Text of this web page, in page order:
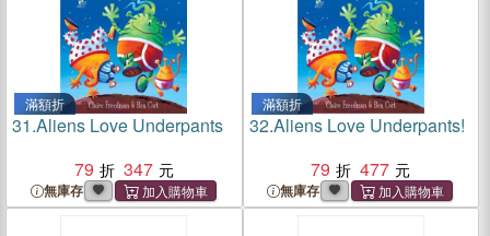
滿額折
31.Aliens Love Underpants
79
347
無庫存
滿額折
32.Aliens Love Underpants!
79
477
無庫存